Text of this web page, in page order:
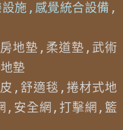
施,感覺統合設備,
地墊,柔道墊,武術
墊
,舒適毯,捲材式地
,安全網,打擊網,籃